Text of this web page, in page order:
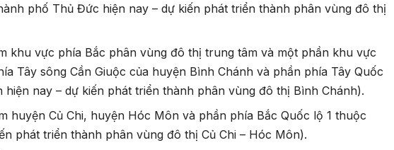
phố Thủ Đức hiện nay – dự kiến phát triển thành phân vùng đô thị
khu vực phía Bắc phân vùng đô thị trung tâm và một phần khu vực
Tây sông Cần Giuộc của huyện Bình Chánh và phần phía Tây Quốc
hiện nay – dự kiến phát triển thành phân vùng đô thị Bình Chánh).
huyện Củ Chi, huyện Hóc Môn và phần phía Bắc Quốc lộ 1 thuộc
phát triển thành phân vùng đô thị Củ Chi – Hóc Môn).